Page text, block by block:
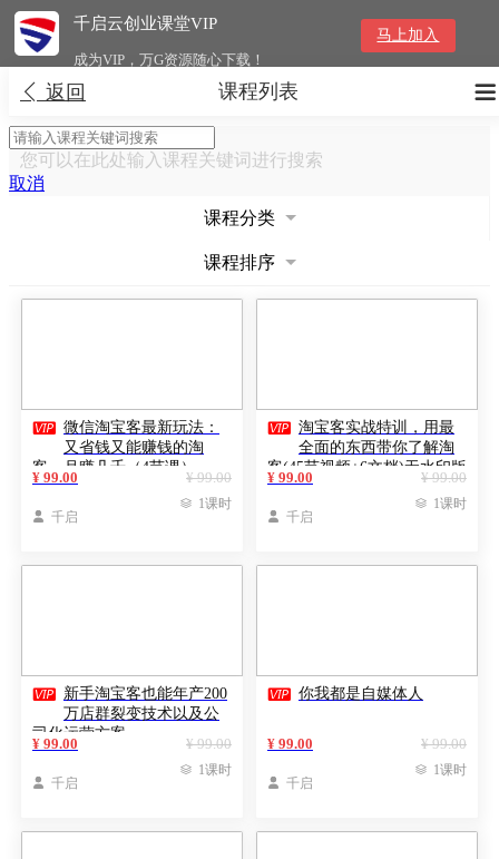
千启云创业课堂VIP
成为VIP，万G资源随心下载！
马上加入
 返回 
课程列表
您可以在此处输入课程关键词进行搜索
取消
课程分类
课程排序
 微信淘宝客最新玩法：
又省钱又能赚钱的淘
客，月赚几千（4节课）
¥ 99.00
¥ 99.00
 千启
 1课时
 淘宝客实战特训，用最
全面的东西带你了解淘
客(45节视频+6文档)无水印版
¥ 99.00
¥ 99.00
 千启
 1课时
 新手淘宝客也能年产200
万店群裂变技术以及公
司化运营方案
¥ 99.00
¥ 99.00
 千启
 1课时
 你我都是自媒体人
¥ 99.00
¥ 99.00
 千启
 1课时